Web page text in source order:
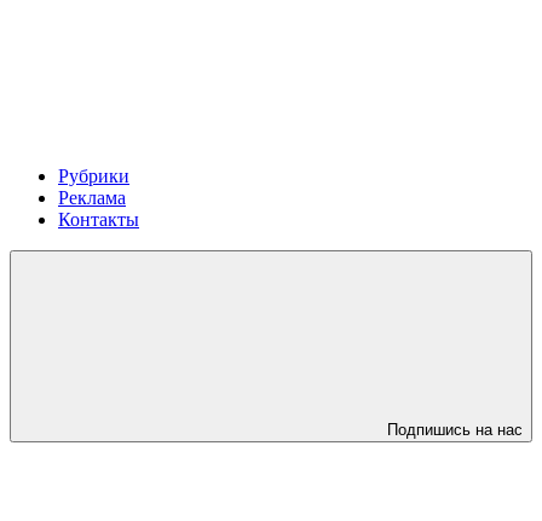
Рубрики
Реклама
Контакты
Подпишись на нас